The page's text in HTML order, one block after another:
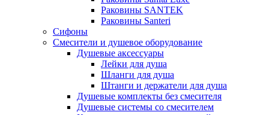
Раковины SANTEK
Раковины Santeri
Сифоны
Смесители и душевое оборудование
Душевые аксессуары
Лейки для душа
Шланги для душа
Штанги и держатели для душа
Душевые комплекты без смесителя
Душевые системы со смесителем